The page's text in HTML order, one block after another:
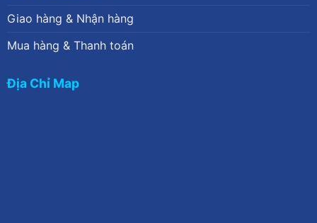
Giao hàng & Nhận hàng
Mua hàng & Thanh toán
Địa Chỉ Map